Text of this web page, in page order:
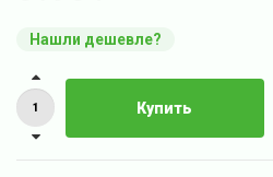
Нашли дешевле?
Купить